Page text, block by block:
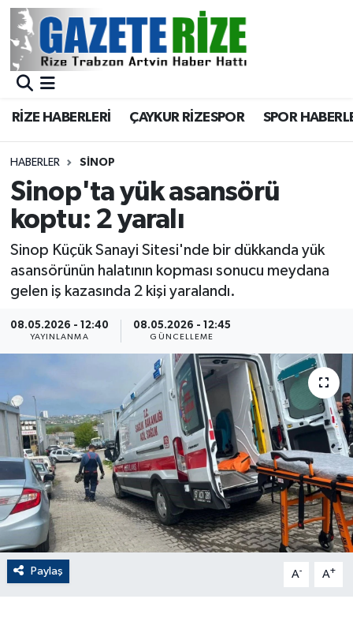
RİZE HABERLERİ ÇAYKUR RİZESPOR SPOR
HABERLER SINOP
Sinop'ta yük asansörü
koptu: 2 yaralı
Sinop Küçük Sanayi Sitesi'nde bir dükkanda yük
asansörünün halatının kopması sonucu meydana
gelen iş kazasında 2 kişi yaralandı.
08.05.2026 - 12:40
YAYINLANMA
08.05.2026 - 12:45
GÜNCELLEME
Paylaş A- A+
BÖLGEMİZ
Asayiş
Rize Jandarma Komutanlığı
Bilim Teknoloji
Bölge
Advertising news
Canlı Maç
Dış Haberler
Dünya
EĞİTİM
EKONOMİ
English News
Merkez Nöbetçi Eczaneler
Merkez Trafik Yoğunluk Haritası
Süper Lig Puan Durumu ve Fikstür
Tüm Manşetler
Son Dakika Haberleri
Haber Arşivi